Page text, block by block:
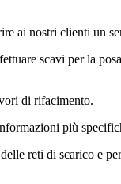
ai nostri clienti un
scavi per la
di rifacimento.
più
reti di scarico e